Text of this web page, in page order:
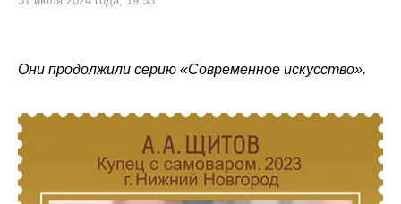
Они продолжили серию «Современное искусство».